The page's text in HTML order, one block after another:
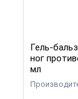
Гель-
ног
мл